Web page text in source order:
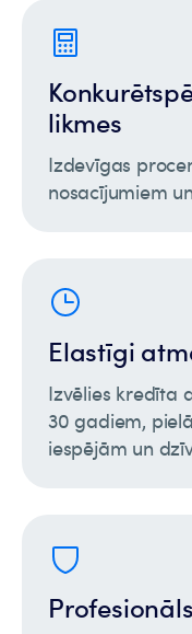
likmes
Izdevīgas
nosacījumiem
Elastīgi
Izvēlies kredīta
30 gadiem,
iespējām un